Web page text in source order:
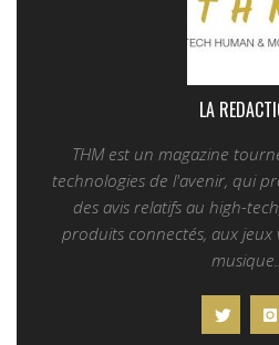
LA
THM est un magazine
technologies de l'avenir, qui
des avis relatifs au high-
produits connectés, aux jeux
musique...